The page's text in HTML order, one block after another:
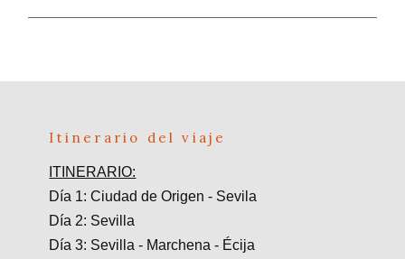
Itinerario del viaje
ITINERARIO:
Día 1: Ciudad de Origen - Sevila
Día 2: Sevilla
Día 3: Sevilla - Marchena - Écija